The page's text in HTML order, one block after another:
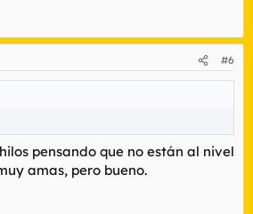
#6
pensando que no están al nivel
amas, pero bueno.